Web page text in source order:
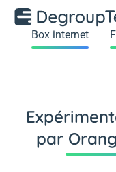
Box internet
par